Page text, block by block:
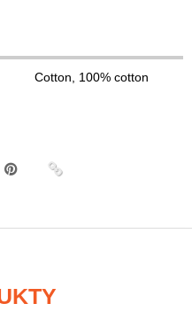
Cotton, 100% cotton